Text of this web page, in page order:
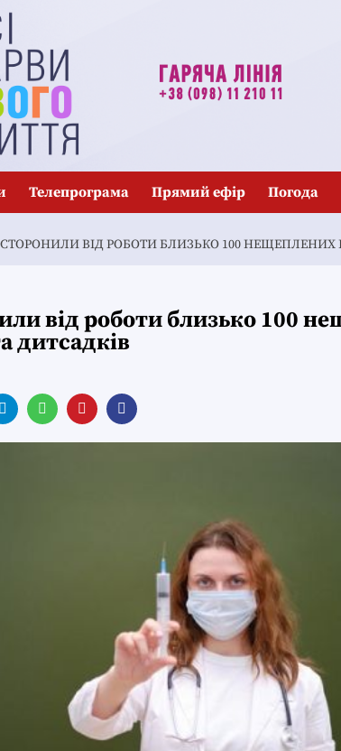
Телепрограма Прямий ефір Погода
ВІД РОБОТИ БЛИЗЬКО 100 НЕЩЕПЛЕНИХ
від роботи близько 100
дитсадків